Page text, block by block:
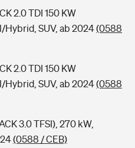
2.0 TDI 150 KW
Hybrid, SUV, ab 2024(0588
2.0 TDI 150 KW
Hybrid, SUV, ab 2024(0588
3.0 TFSI), 270 kW,
(0588 / CEB)